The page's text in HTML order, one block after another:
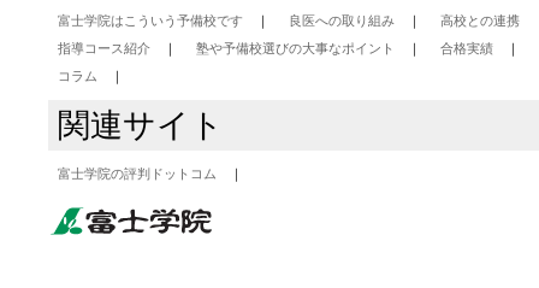
富士学院はこういう予備校です 良医への取り組み
高校との連携
指導コース紹介
塾や予備校選びの大事なポイント
合格実績
コラム
関連サイト
富士学院の評判ドットコム